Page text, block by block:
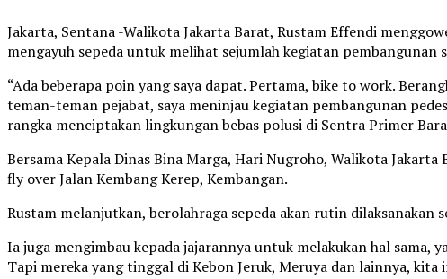
Jakarta, Sentana -Walikota Jakarta Barat, Rustam Effendi
mengayuh sepeda untuk melihat sejumlah kegiatan
“Ada beberapa poin yang saya dapat. Pertama, bike to work.
teman-teman pejabat, saya meninjau kegiatan pembangunan
rangka menciptakan lingkungan bebas polusi di Sentra Primer
Bersama Kepala Dinas Bina Marga, Hari Nugroho, Walikota
fly over Jalan Kembang Kerep, Kembangan.
Rustam melanjutkan, berolahraga sepeda akan rutin dilaksanakan
Ia juga mengimbau kepada jajarannya untuk melakukan hal
Tapi mereka yang tinggal di Kebon Jeruk, Meruya dan lainnya, kita